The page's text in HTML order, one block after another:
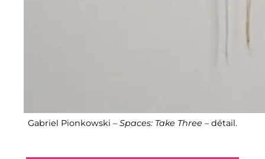
Gabriel Pionkowski – Spaces: Take Three – détail.